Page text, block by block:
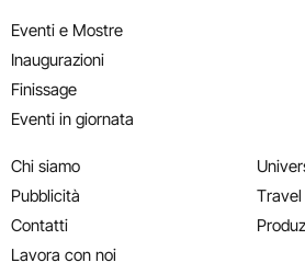
Eventi e Mostre
Inaugurazioni
Finissage
Eventi in giornata
Chi siamo
Pubblicità
Contatti
Lavora con noi
Travel